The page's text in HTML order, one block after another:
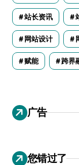
站长资讯
网站设计
赋能 跨界
广告
您错过了